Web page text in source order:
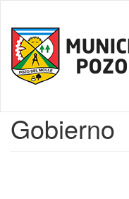
contenido
principal
Municipalidad
de Pozo del
Molle
Contenido
Gobierno